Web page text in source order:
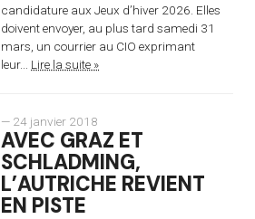
candidature aux Jeux d’hiver 2026. Elles
doivent envoyer, au plus tard samedi 31
mars, un courrier au CIO exprimant
leur... Lire la suite »
— 24 janvier 2018
AVEC GRAZ ET
SCHLADMING,
L’AUTRICHE REVIENT
EN PISTE